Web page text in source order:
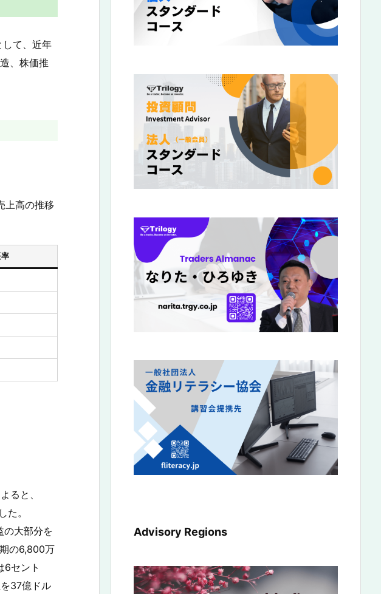
て、近年
、株価推
上高の推移
ると、
。
大部分を
の6,800万
6セント
37億ドル
Advisory Regions